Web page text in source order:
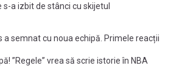
a izbit de stânci cu skijetul
a semnat cu noua echipă. Primele reacții
”Regele” vrea să scrie istorie în NBA